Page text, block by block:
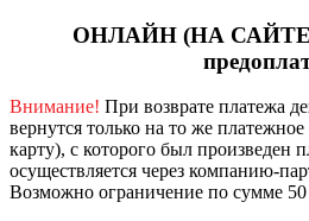
ОНЛАЙН (НА САЙТЕ)
Внимание! При возврате платежа
вернутся только на то же
карту), с которого был произведен
осуществляется через компанию-
Возможно ограничение по сумме 50